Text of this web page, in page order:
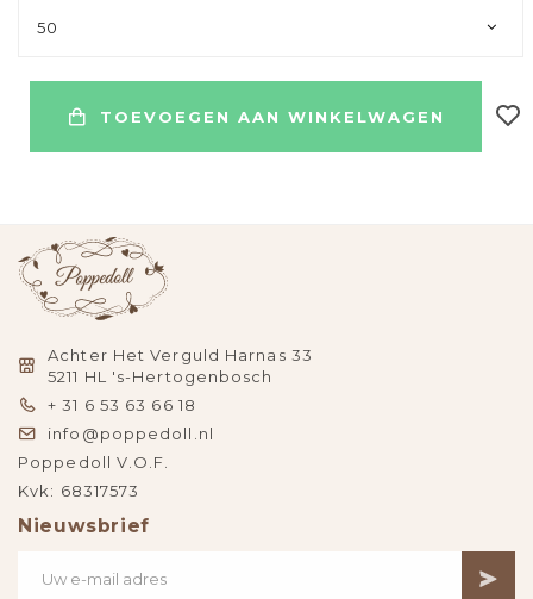
50
TOEVOEGEN AAN WINKELWAGEN
Achter Het Verguld Harnas 33
5211 HL 's-Hertogenbosch
+ 31 6 53 63 66 18
info@poppedoll.nl
Poppedoll V.O.F.
Kvk: 68317573
Nieuwsbrief